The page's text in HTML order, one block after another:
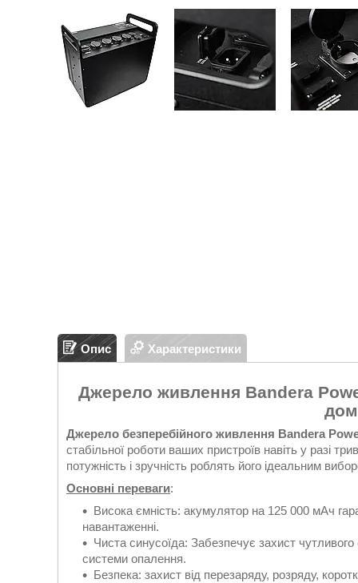
Опис Характеристики
Джерело живлення Bandera
Джерело безперебійного живлення Bandera
стабільної роботи ваших пристроїв навіть у разі
потужність і зручність роблять його ідеальним
Основні переваги:
Висока ємність: акумулятор на 125 000 мАч
навантаженні.
Чиста синусоїда: Забезпечує захист
системи опалення.
Безпека: захист від перезаряду, розряду,